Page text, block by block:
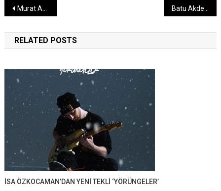
Yazı
gezinmesi
Murat Akgün – İşte Bu
RELATED POSTS
İSA ÖZKOCAMAN’DAN YENİ TEKLİ ‘YÖRÜNGELER’